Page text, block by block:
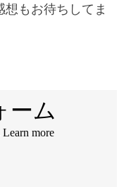
もお待ちしてま